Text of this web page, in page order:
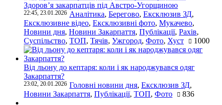
Здоров’я закарпатців під Австро-Угорщиною
22:45, 23.01.2026 Аналітика, Берегово, Ексклюзив ЗД,
Ексклюзивне відео, Ексклюзивні фото, Мукачево,
Новини дня, Новини Закарпаття, Публікації, Рахів,
Суспільство, ТОП, Тячів, Ужгород, Фото, Хуст 1000
Від льону до кептаря: коли і як народжувався одяг
Закарпаття?
23:02, 20.01.2026 Головні новини дня, Ексклюзив ЗД,
Новини Закарпаття, Публікації, ТОП, Фото 836